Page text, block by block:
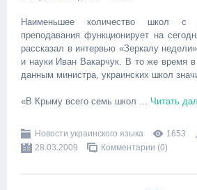
Наименьшее количество школ с
преподавания функционирует на
рассказал в интервью «Зеркалу
и науки Иван Вакарчук. В то же время
данным министра, украинских школ
«В Крыму всего семь школ ... Читать
Новости украинского языка 1653
28.03.2009
Комментарии (0)